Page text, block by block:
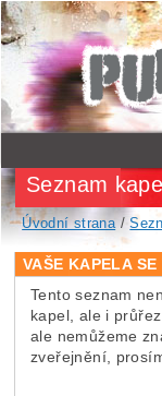
Seznam
Úvodní strana/
VAŠE KAPELA
Tento seznam
kapel, ale i
ale nemůžeme
zveřejnění,